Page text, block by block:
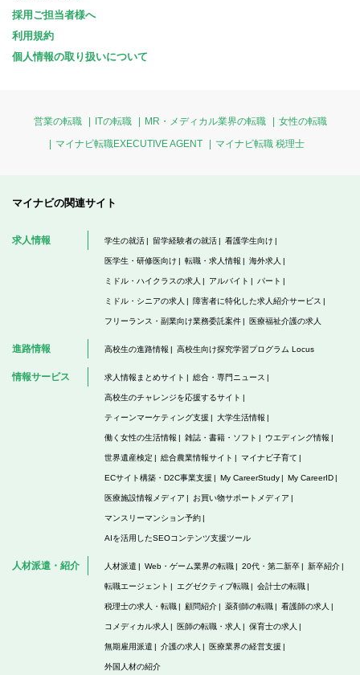
採用ご担当者様へ
利用規約
個人情報の取り扱いについて
営業の転職 ITの転職 MR・メディカル業界の転職
女性の転職
マイナビ転職EXECUTIVE AGENT
マイナビ転職 税理士
マイナビの関連サイト
求人情報 学生の就活 留学経験者の就活 看護学生向け
医学生・研修医向け 転職・求人情報 海外求人
ミドル・ハイクラスの求人 アルバイト パート
ミドル・シニアの求人 障害者に特化した求人紹介サービス
フリーランス・副業向け業務委託案件 医療福祉介護の求人
進路情報 高校生の進路情報 高校生向け探究学習プログラム Locus
情報サービス 求人情報まとめサイト 総合・専門ニュース
高校生のチャレンジを応援するサイト
ティーンマーケティング支援 大学生活情報
働く女性の生活情報 雑誌・書籍・ソフト ウエディング情報
世界遺産検定 総合農業情報サイト マイナビ子育て
ECサイト構築・D2C事業支援 My CareerStudy My CareerID
医療施設情報メディア お買い物サポートメディア
マンスリーマンション予約
AIを活用したSEOコンテンツ支援ツール
人材派遣・紹介 人材派遣 Web・ゲーム業界の転職 20代・第二新卒 新卒紹介
転職エージェント エグゼクティブ転職 会計士の転職
税理士の求人・転職 顧問紹介 薬剤師の転職 看護師の求人
コメディカル求人 医師の転職・求人 保育士の求人
無期雇用派遣 介護の求人 医療業界の経営支援
外国人材の紹介